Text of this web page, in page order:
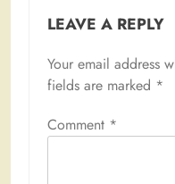
LEAVE A REPLY
Your email address
fields are marked *
Comment *